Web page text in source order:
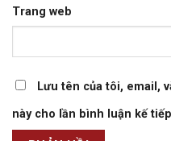
Trang web
Lưu tên của tôi, email,
này cho lần bình luận kế